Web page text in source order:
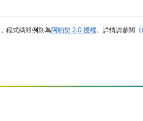
，程式碼範例則為阿帕契 2.0 授權。詳情請參閱《